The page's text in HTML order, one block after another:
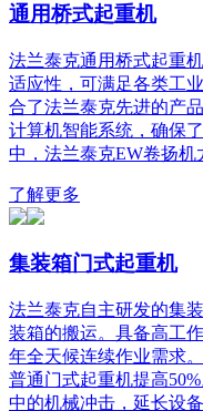
通用桥式起重机
法兰泰克通用桥式起重
适应性，可满足各类工
合了法兰泰克先进的产
计算机智能系统，确保
中，法兰泰克EW卷扬机
了解更多
集装箱门式起重机
法兰泰克自主研发的集
装箱的搬运。具备高工
年全天候连续作业需求
普通门式起重机提高
中的机械冲击，延长设